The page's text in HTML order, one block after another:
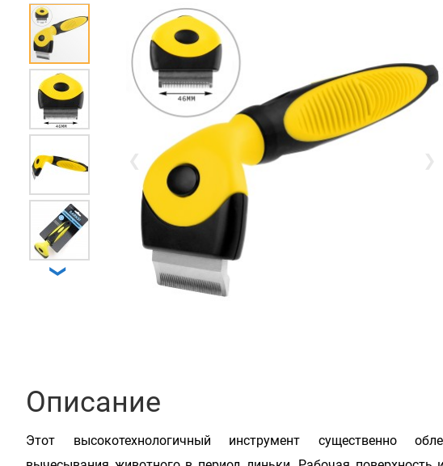
❯
Описание
Этот высокотехнологичный инструмент существенно